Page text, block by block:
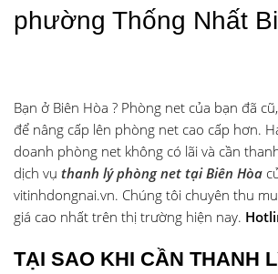
phường Thống Nhất
Bạn ở Biên Hòa ? Phòng net của bạn đã
để nâng cấp lên phòng net cao cấp hơn.
doanh phòng net không có lãi và cần
dịch vụ thanh lý phòng net tại Biên Hòa
vitinhdongnai.vn. Chúng tôi chuyên thu
giá cao nhất trên thị trường hiện nay.
TẠI SAO KHI CẦN THANH